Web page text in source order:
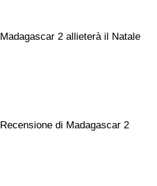
Madagascar 2 allieterà il Natale
Recensione di Madagascar 2